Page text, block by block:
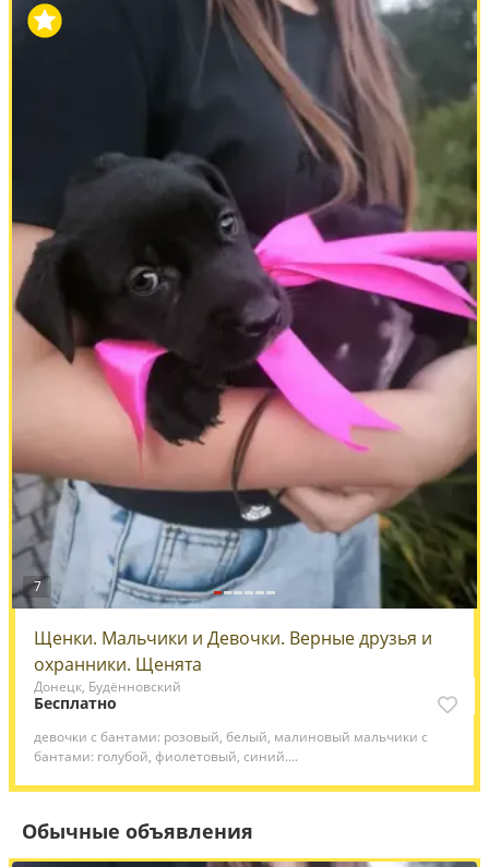
7
Щенки. Мальчики и Девочки. Верные друзья и
охранники. Щенята
Донецк, Будённовский
Бесплатно
девочки с бантами: розовый, белый, малиновый мальчики с
бантами: голубой, фиолетовый, синий....
Обычные объявления